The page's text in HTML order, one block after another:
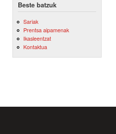
Beste batzuk
Sariak
Prentsa aipamenak
Ikasleentzat
Kontaktua